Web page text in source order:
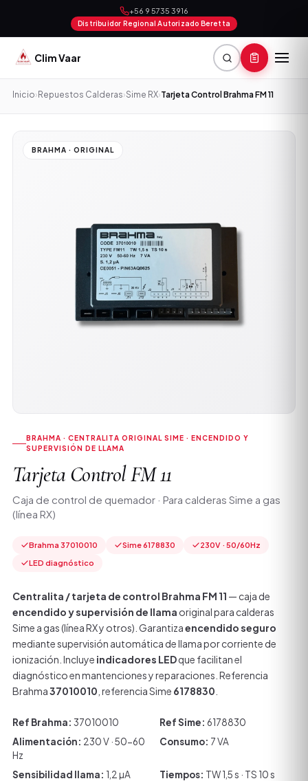
+56 9 5735 3916
Distribuidor Regional Autorizado Beretta
Clim Vaar
Inicio› Repuestos Calderas›Sime RX›Tarjeta Control Brahma FM 11
BRAHMA · ORIGINAL
BRAHMA · CENTRALITA ORIGINAL SIME · ENCENDIDO Y
SUPERVISIÓN DE LLAMA
Tarjeta Control FM 11
Caja de control de quemador · Para calderas Sime a gas
(línea RX)
Brahma 37010010 Sime 6178830
230V · 50/60Hz
LED diagnóstico
Centralita / tarjeta de control Brahma FM 11 — caja de
encendido y supervisión de llama original para calderas
Sime a gas (línea RX y otros). Garantizaencendido seguro
mediante supervisión automática de llama por corriente de
ionización. Incluye indicadores LEDque facilitan el
diagnóstico en mantenciones y reparaciones. Referencia
Brahma37010010 , referencia Sime 6178830
Ref Brahma: 37010010 Ref Sime: 6178830
Alimentación: 230 V · 50-60
Hz
Consumo: 7 VA
Sensibilidad llama: 1,2 µA Tiempos: TW 1,5 s · TS 10 s